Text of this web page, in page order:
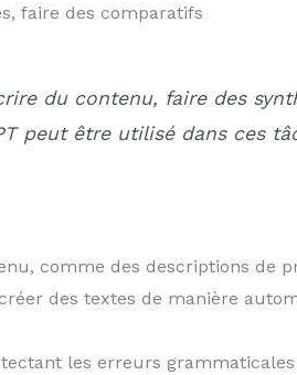
faire des comparatifs
du contenu, faire des
peut être utilisé dans ces
comme des descriptions de
des textes de manière
les erreurs